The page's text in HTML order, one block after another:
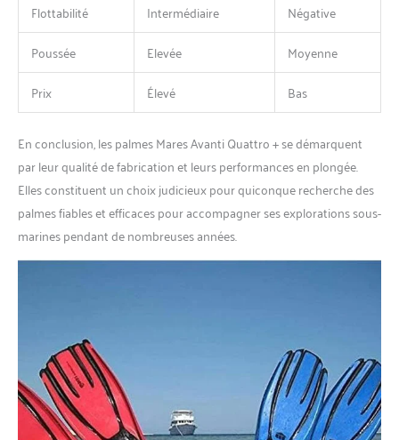
Flottabilité
Intermédiaire
Négative
Poussée
Elevée
Moyenne
Prix
Élevé Bas
En conclusion, les palmes Mares Avanti Quattro + se démarquent
par leur qualité de fabrication et leurs performances en plongée.
Elles constituent un choix judicieux pour quiconque recherche des
palmes fiables et efficaces pour accompagner ses explorations sous-
marines pendant de nombreuses années.